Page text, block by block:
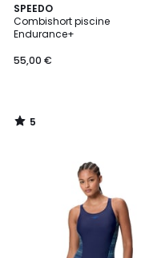
SPEEDO
Combishort piscine
Endurance+
55,00 €
5
/
5
5
/